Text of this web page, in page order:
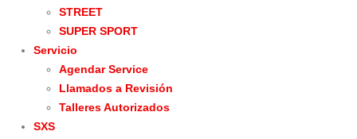
STREET
SUPER SPORT
Servicio
Agendar Service
Llamados a Revisión
Talleres Autorizados
SXS